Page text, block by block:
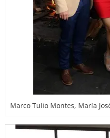
Marco Tulio Montes, María